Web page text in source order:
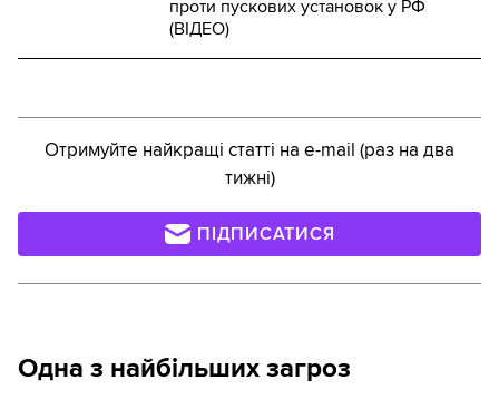
проти пускових установок у РФ
(ВІДЕО)
Отримуйте найкращі статті на e-mail (раз на два
тижні)
ПІДПИСАТИСЯ
Одна з найбільших загроз